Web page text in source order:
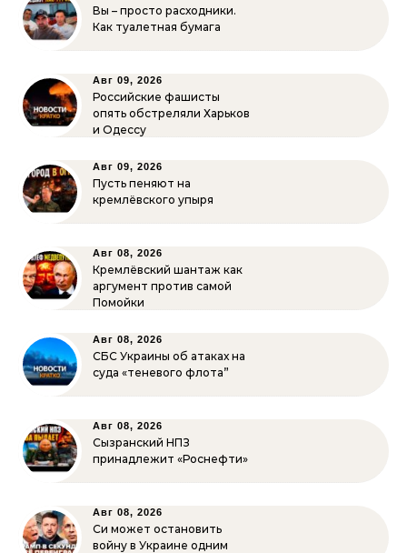
Вы – просто расходники.
Как туалетная бумага
Авг 09, 2026
Российские фашисты
опять обстреляли Харьков
и Одессу
Авг 09, 2026
Пусть пеняют на
кремлёвского упыря
Авг 08, 2026
Кремлёвский шантаж как
аргумент против самой
Помойки
Авг 08, 2026
СБС Украины об атаках на
суда «теневого флота”
Авг 08, 2026
Сызранский НПЗ
принадлежит «Роснефти»
Авг 08, 2026
Си может остановить
войну в Украине одним